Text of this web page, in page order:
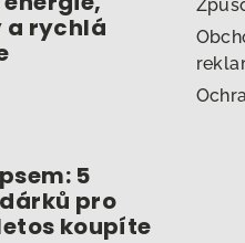
rychlá
5
pro
koupíte